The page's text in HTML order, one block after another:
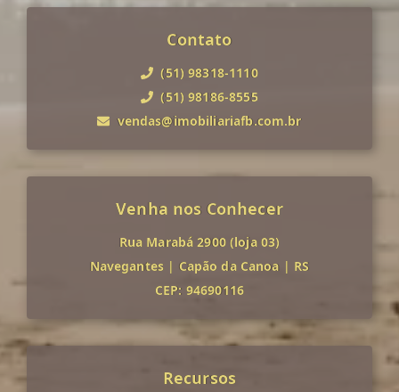
Contato
(51) 98318-1110
(51) 98186-8555
vendas@imobiliariafb.com.br
Venha nos Conhecer
Rua Marabá 2900 (loja 03)
Navegantes | Capão da Canoa | RS
CEP: 94690116
Recursos